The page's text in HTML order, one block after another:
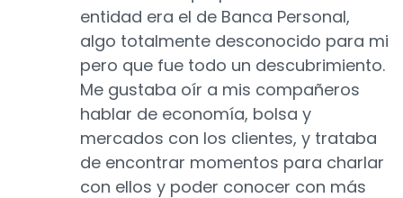
entidad era el de Banca Personal,
algo totalmente desconocido para mi
pero que fue todo un descubrimiento.
Me gustaba oír a mis compañeros
hablar de economía, bolsa y
mercados con los clientes, y trataba
de encontrar momentos para charlar
con ellos y poder conocer con más